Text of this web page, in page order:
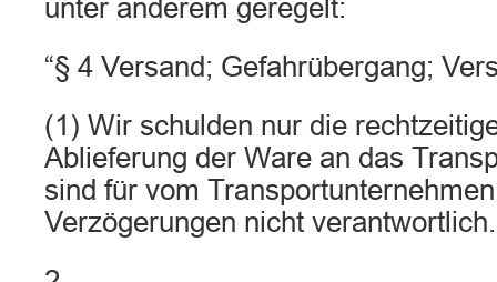
unter anderem geregelt:
“§ 4 Versand; Gefahrübergang;
(1) Wir schulden nur die
Ablieferung der Ware an das
sind für vom
Verzögerungen nicht